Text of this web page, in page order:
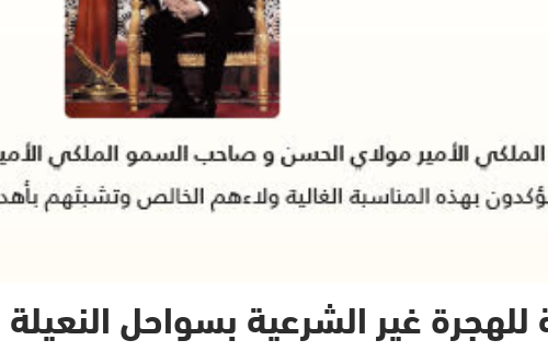
غير الشرعية بسواحل النعيلة